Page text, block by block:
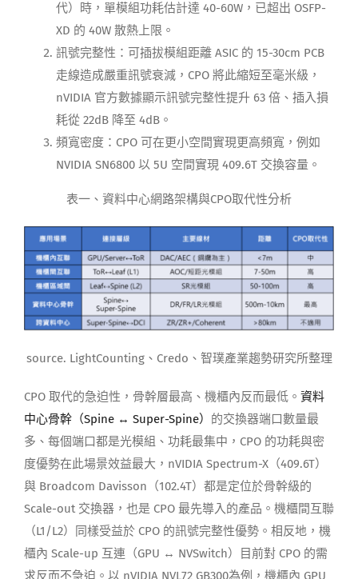
代）時，單模組功耗估計達 40-60W，已超出 OSFP-
XD 的 40W 散熱上限。
訊號完整性：可插拔模組距離 ASIC 的 15-30cm PCB
走線造成嚴重訊號衰減，CPO 將此縮短至毫米級，
nVIDIA 官方數據顯示訊號完整性提升 63 倍、插入損
耗從 22dB 降至 4dB。
頻寬密度：CPO 可在更小空間實現更高頻寬，例如
NVIDIA SN6800 以 5U 空間實現 409.6T 交換容量。
表一、資料中心網路架構與CPO取代性分析
source. LightCounting、Credo、智璞產業趨勢研究所整理
CPO 取代的急迫性，骨幹層最高、機櫃內反而最低。 資料
中心骨幹（Spine ↔ Super-Spine） 的交換器端口數量最
多、每個端口都是光模組、功耗最集中，CPO 的功耗與密
度優勢在此場景效益最大，nVIDIA Spectrum-X（409.6T）
與 Broadcom Davisson（102.4T）都是定位於骨幹級的
Scale-out 交換器，也是 CPO 最先導入的產品。機櫃間互聯
（L1/L2）同樣受益於 CPO 的訊號完整性優勢。相反地，機
櫃內 Scale-up 互連（GPU ↔ NVSwitch）目前對 CPO 的需
求反而不急迫。以 nVIDIA NVL72 GB300為例，機櫃內 GPU